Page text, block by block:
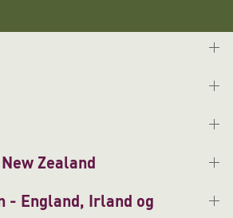
Zealand
- England, Irland og